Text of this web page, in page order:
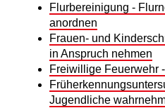
Flurbereinigung -
anordnen
Frauen- und
in Anspruch nehmen
Freiwillige Feuerwehr
Jugendliche